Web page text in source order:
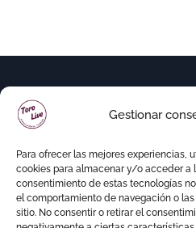
Gestionar
Para ofrecer las mejores experiencias,
cookies para almacenar y/o acceder a
consentimiento de estas tecnologías
el comportamiento de navegación o
sitio. No consentir o retirar el